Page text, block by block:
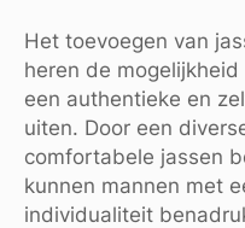
Het toevoegen van
heren de
een authentieke en
uiten. Door een
comfortabele jassen
kunnen mannen met
individualiteit